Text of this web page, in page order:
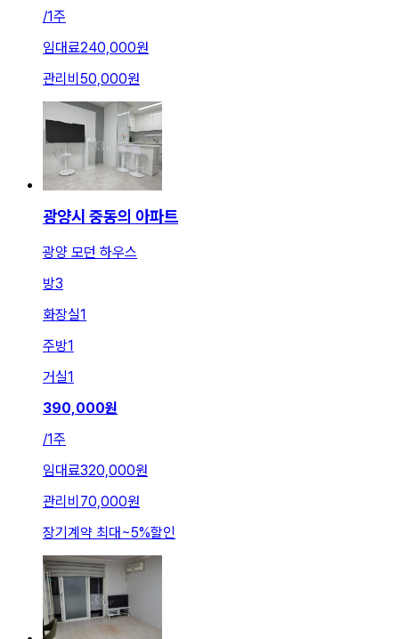
/1주
임대료240,000원
관리비 50,000원
광양시 중동의 아파트
광양 모던 하우스
방3
화장실1
주방1
거실1
390,000원
/1주
임대료320,000원
관리비 70,000원
장기계약 최대~5%할인